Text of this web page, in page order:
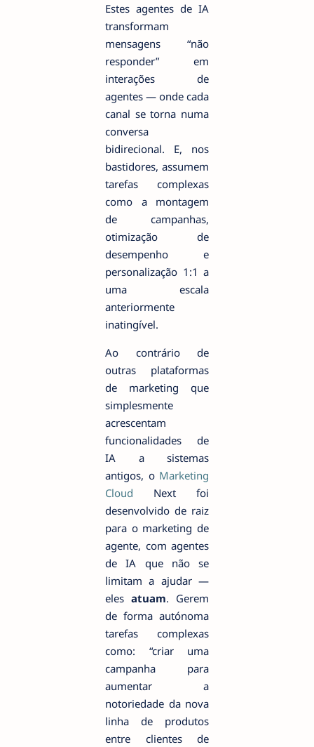
Estes agentes de IA
transformam
mensagens “não
responder” em
interações de
agentes — onde cada
canal se torna numa
conversa
bidirecional. E, nos
bastidores, assumem
tarefas complexas
como a montagem
de campanhas,
otimização de
desempenho e
personalização 1:1 a
uma escala
anteriormente
inatingível.
Ao contrário de
outras plataformas
de marketing que
simplesmente
acrescentam
funcionalidades de
IA a sistemas
antigos, o Marketing
Cloud Next foi
desenvolvido de raiz
para o marketing de
agente, com agentes
de IA que não se
limitam a ajudar —
eles atuam. Gerem
de forma autónoma
tarefas complexas
como: “criar uma
campanha para
aumentar a
notoriedade da nova
linha de produtos
entre clientes de